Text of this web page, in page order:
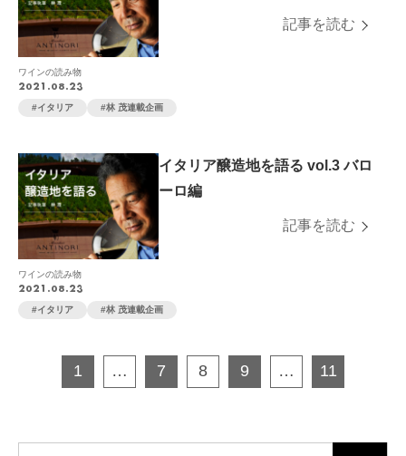
ワインの読み物
2021.08.23
記事を読む
イタリア 林 茂連載企画
ワインの読み物
2021.08.23
イタリア醸造地を語る vol.3 バロ
ーロ編
記事を読む
イタリア 林 茂連載企画
1 … 7 8 9 … 11